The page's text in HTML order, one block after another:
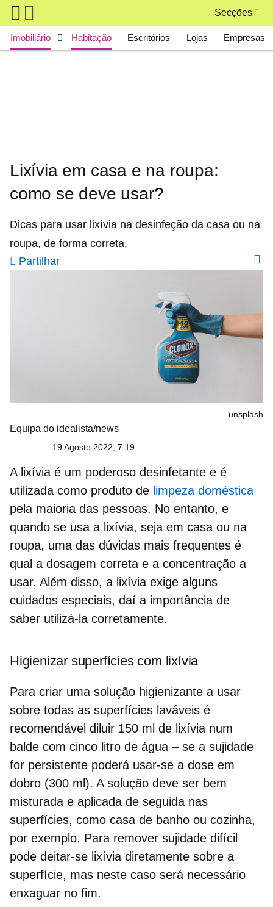
Skip to main content
Secções
Main navigation
Imobiliário Habitação Escritórios Lojas Empresas
Lixívia em casa e na roupa:
como se deve usar?
Dicas para usar lixívia na desinfeção da casa ou na
roupa, de forma correta.
Partilhar
unsplash
Equipa do idealista/news
19 Agosto 2022, 7:19
A lixívia é um poderoso desinfetante e é
utilizada como produto de limpeza doméstica
pela maioria das pessoas. No entanto, e
quando se usa a lixívia, seja em casa ou na
roupa, uma das dúvidas mais frequentes é
qual a dosagem correta e a concentração a
usar. Além disso, a lixívia exige alguns
cuidados especiais, daí a importância de
saber utilizá-la corretamente.
Higienizar superfícies com lixívia
Para criar uma solução higienizante a usar
sobre todas as superfícies laváveis é
recomendável diluir 150 ml de lixívia num
balde com cinco litro de água – se a sujidade
for persistente poderá usar-se a dose em
dobro (300 ml). A solução deve ser bem
misturada e aplicada de seguida nas
superfícies, como casa de banho ou cozinha,
por exemplo. Para remover sujidade difícil
pode deitar-se lixívia diretamente sobre a
superfície, mas neste caso será necessário
enxaguar no fim.